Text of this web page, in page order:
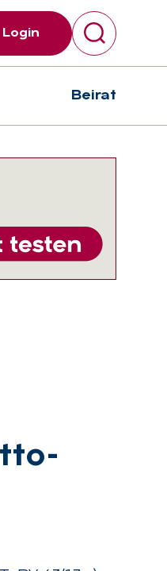
Login
Beirat